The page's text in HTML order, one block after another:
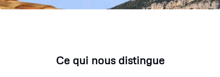
Ce qui nous distingue